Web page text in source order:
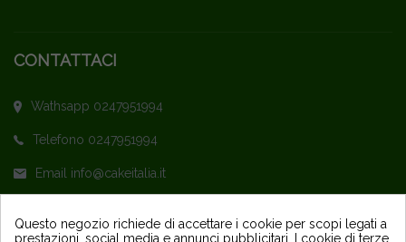
CONTATTACI
Wathsapp 0247951994
Telefono 0247951994
Email info@cakeitalia.it
Questo negozio richiede di accettare i cookie per scopi legati a
prestazioni, social media e annunci pubblicitari. I cookie di terze